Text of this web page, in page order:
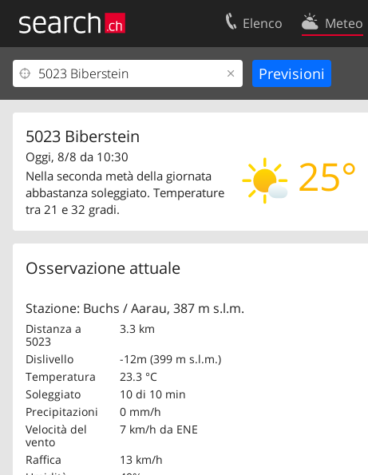
Elenco Meteo
5023 Biberstein
25°
Oggi, 8/8 da 10:30
Nella seconda metà della giornata
abbastanza soleggiato. Temperature
tra 21 e 32 gradi.
Osservazione attuale
Stazione: Buchs / Aarau, 387 m s.l.m.
Distanza a
5023
3.3 km
Dislivello
-12m (399 m s.l.m.)
Temperatura
23.3 °C
Soleggiato
10 di 10 min
Precipitazioni
0 mm/h
Velocità del
vento
7 km/h da ENE
Raffica
13 km/h
Il vostro profolio
Area clienti
Informazioni Legali
Contatti
Condizioni d’uso